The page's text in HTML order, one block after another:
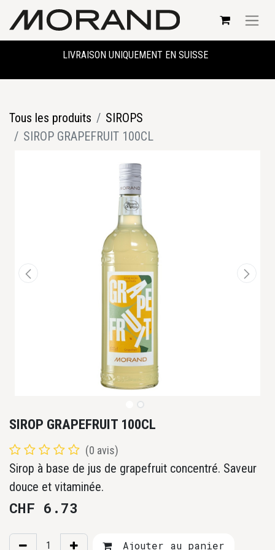
LIVRAISON UNIQUEMENT EN SUISSE
Tous les produits
SIROPS
SIROP GRAPEFRUIT 100CL
SIROP GRAPEFRUIT 100CL
(0 avis)
Sirop à base de jus de grapefruit concentré. Saveur
douce et vitaminée.
CHF 6.73
Ajouter au panier